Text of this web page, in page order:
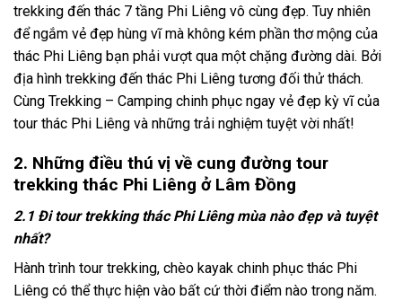
trekking đến thác 7 tầng Phi Liêng vô cùng đẹp. Tuy nhiên
để ngắm vẻ đẹp hùng vĩ mà không kém phần thơ mộng của
thác Phi Liêng bạn phải vượt qua một chặng đường dài. Bởi
địa hình trekking đến thác Phi Liêng tương đối thử thách.
Cùng Trekking – Camping chinh phục ngay vẻ đẹp kỳ vĩ của
tour thác Phi Liêng và những trải nghiệm tuyệt vời nhất!
2. Những điều thú vị về cung đường tour
trekking thác Phi Liêng ở Lâm Đồng
2.1 Đi tour trekking thác Phi Liêng mùa nào đẹp và tuyệt
nhất?
Hành trình tour trekking, chèo kayak chinh phục thác Phi
Liêng có thể thực hiện vào bất cứ thời điểm nào trong năm.